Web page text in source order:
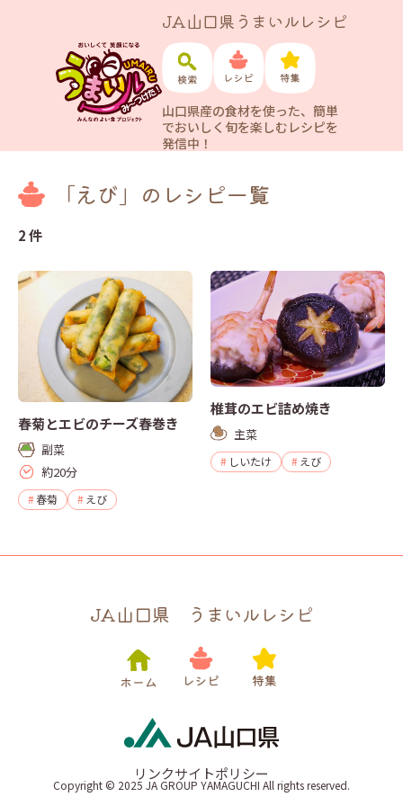
JA山口県うまいルレシピ
山口県産の食材を使った、簡単
でおいしく旬を楽しむレシピを
発信中！
「えび」のレシピ一覧
2 件
春菊とエビのチーズ春巻き
副菜
約20分
春菊 えび
椎茸のエビ詰め焼き
主菜
しいたけ えび
JA山口県 うまいルレシピ
リンクサイトポリシー
Copyright © 2025 JA GROUP YAMAGUCHI All rights reserved.